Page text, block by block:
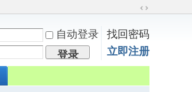
换
到
宽
自动登录
找回密码
登录 立即注册